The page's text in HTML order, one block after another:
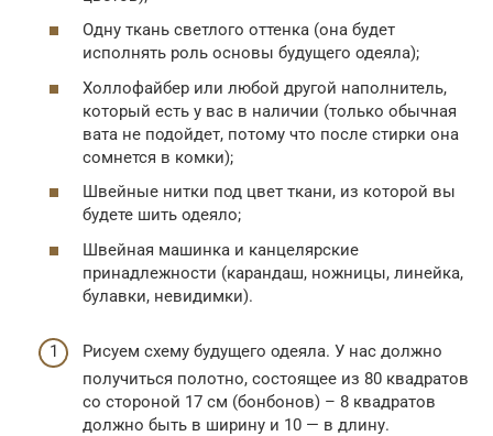
Одну ткань светлого оттенка (она будет
исполнять роль основы будущего одеяла);
Холлофайбер или любой другой наполнитель,
который есть у вас в наличии (только обычная
вата не подойдет, потому что после стирки она
сомнется в комки);
Швейные нитки под цвет ткани, из которой вы
будете шить одеяло;
Швейная машинка и канцелярские
принадлежности (карандаш, ножницы, линейка,
булавки, невидимки).
Рисуем схему будущего одеяла. У нас должно
получиться полотно, состоящее из 80 квадратов
со стороной 17 см (бонбонов) – 8 квадратов
должно быть в ширину и 10 — в длину.